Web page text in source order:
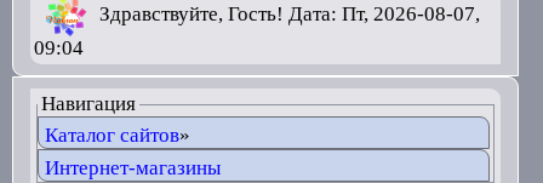
Здравствуйте, Гость! Дата: Пт, 2026-08-07,
09:04
Навигация
Каталог сайтов»
Интернет-магазины